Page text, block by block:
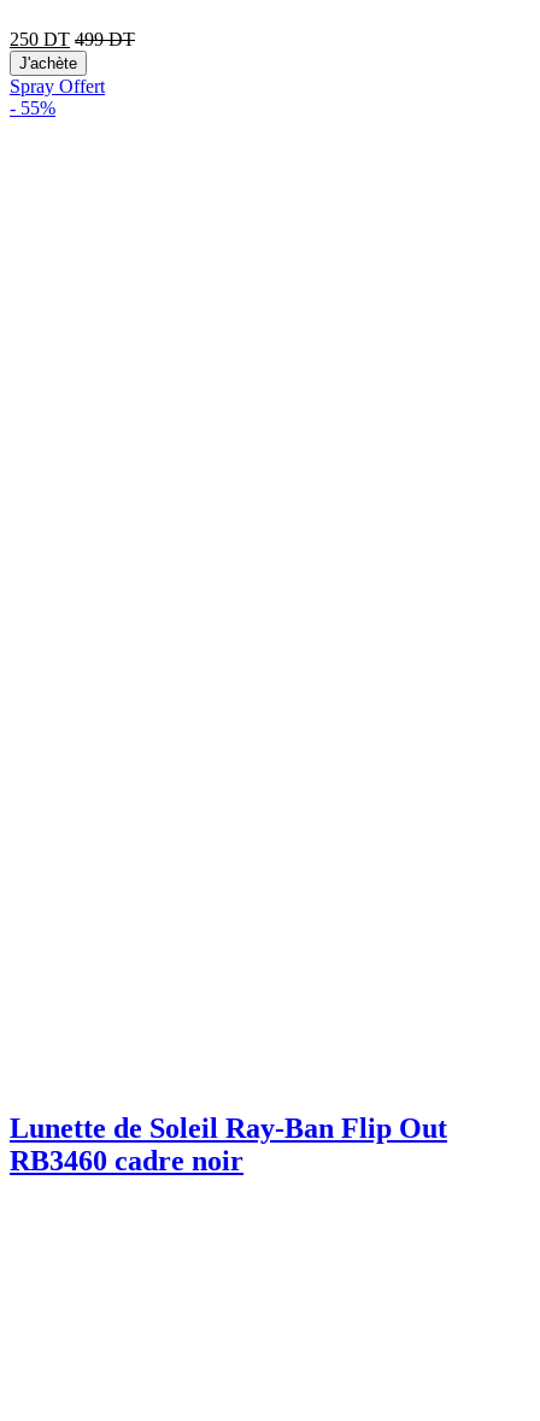
250 DT 499DT
J'achète
Spray Offert
- 55%
Lunette de Soleil Ray-Ban Flip Out
RB3460 cadre noir